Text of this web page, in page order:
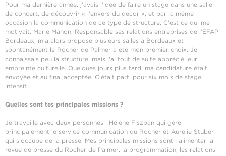
Pour ma dernière année, j'avais l'idée de faire un stage dans une salle
de concert, de découvrir « l'envers du décor », et par la même
occasion la communication de ce type de structure. C'est ce qui me
motivait. Marie Mahon, Responsable ses relations entreprises de l'EFAP
Bordeaux, m'a alors proposé plusieurs salles à Bordeaux et
spontanément le Rocher de Palmer a été mon premier choix. Je
connaissais peu la structure, mais j'ai tout de suite apprécié leur
empreinte culturelle. Quelques jours plus tard, ma candidature était
envoyée et au final acceptée. C'était parti pour six mois de stage
intensif.
Quelles sont tes principales missions ?
Je travaille avec deux personnes : Hélène Fiszpan qui gère
principalement le service communication du Rocher et Aurélie Stuber
qui s'occupe de la presse. Mes principales missions sont : alimenter la
revue de presse du Rocher de Palmer, la programmation, les relations